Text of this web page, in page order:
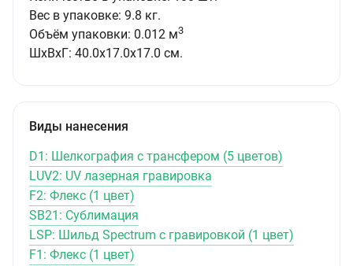
Вес в упаковке: 9.8 кг.
Объём упаковки: 0.012 м3
ШxВxГ: 40.0x17.0x17.0 см.
Виды нанесения
D1: Шелкография с трансфером (5 цветов)
LUV2: UV лазерная гравировка
F2: Флекс (1 цвет)
SB21: Сублимация
LSP: Шильд Spectrum с гравировкой (1 цвет)
F1: Флекс (1 цвет)